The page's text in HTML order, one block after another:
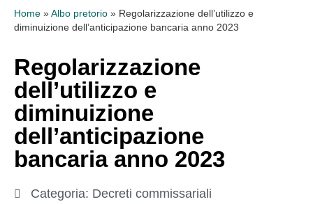
Home » Albo pretorio » Regolarizzazione dell’utilizzo e
diminuizione dell’anticipazione bancaria anno 2023
Regolarizzazione
dell’utilizzo e
diminuizione
dell’anticipazione
bancaria anno 2023
Categoria: Decreti commissariali